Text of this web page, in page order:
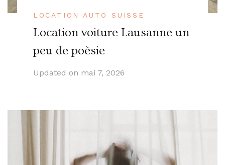
LOCATION AUTO SUISSE
Location voiture Lausanne un
peu de poèsie
Updated on mai 7, 2026